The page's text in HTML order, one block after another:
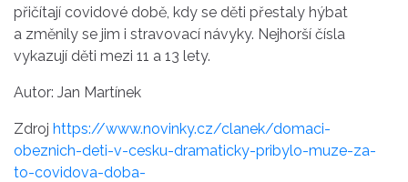
přičítají covidové době, kdy se děti přestaly hýbat
a změnily se jim i stravovací návyky. Nejhorší čísla
vykazují děti mezi 11 a 13 lety.
Autor: Jan Martínek
Zdroj https://www.novinky.cz/clanek/domaci-
obeznich-deti-v-cesku-dramaticky-pribylo-muze-za-
to-covidova-doba-